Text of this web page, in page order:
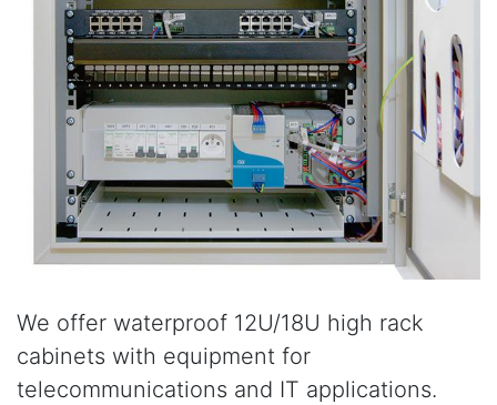
We offer waterproof 12U/18U high rack
cabinets with equipment for
telecommunications and IT applications.